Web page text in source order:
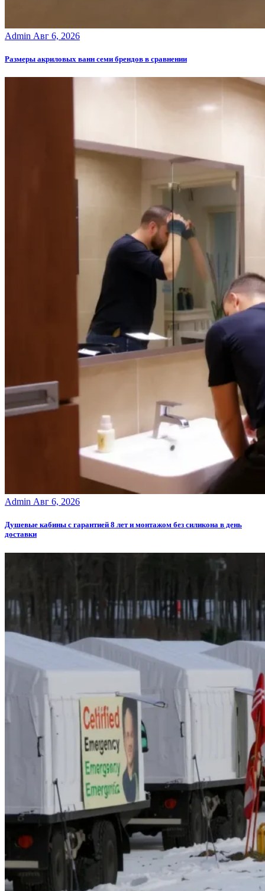
Admin Авг 6, 2026
Размеры акриловых ванн семи брендов в сравнении
Admin Авг 6, 2026
Душевые кабины с гарантией 8 лет и монтажом без силикона в день
доставки